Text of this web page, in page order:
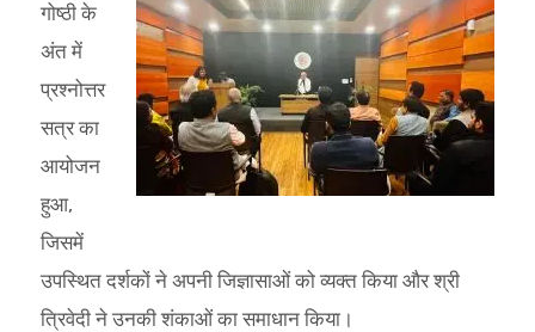
गोष्ठी के
अंत में
प्रश्नोत्तर
सत्र का
आयोजन
हुआ,
जिसमें
उपस्थित दर्शकों ने अपनी जिज्ञासाओं को व्यक्त किया और श्री
त्रिवेदी ने उनकी शंकाओं का समाधान किया।